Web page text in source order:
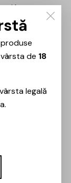
bune
este o
băuturi
pentru a
fiecăruia.
cât
o seară
și să
din
și rezervă
de 18
legală